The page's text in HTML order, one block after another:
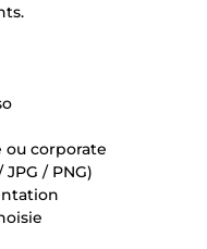
ou corporate
/ PNG)